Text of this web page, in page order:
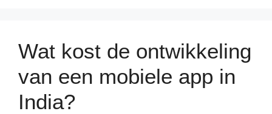
Wat kost de ontwikkeling
van een mobiele app in
India?